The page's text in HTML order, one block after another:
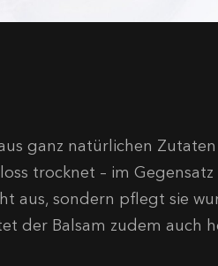
ganz natürlichen Zutaten
trocknet – im Gegensatz
aus, sondern pflegt sie
der Balsam zudem auch